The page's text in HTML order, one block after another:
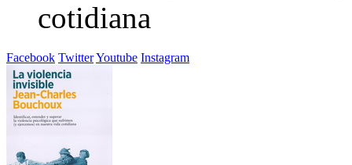
cotidiana
Facebook TwitterYoutube Instagram